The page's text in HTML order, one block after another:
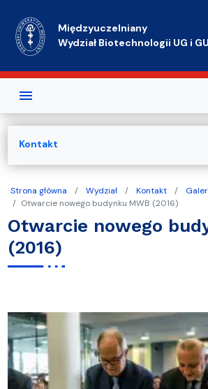
Międzyuczelniany
Wydział Biotechnologii UG i
Strona główna Wydział Kontakt
Otwarcie nowego budynku MWB (2016)
Otwarcie nowego
(2016)
Kontakt